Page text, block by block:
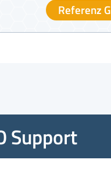
Referenz
Support